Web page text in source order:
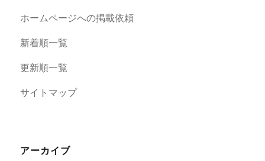
ホームページへの掲載依頼
新着順一覧
更新順一覧
サイトマップ
アーカイブ